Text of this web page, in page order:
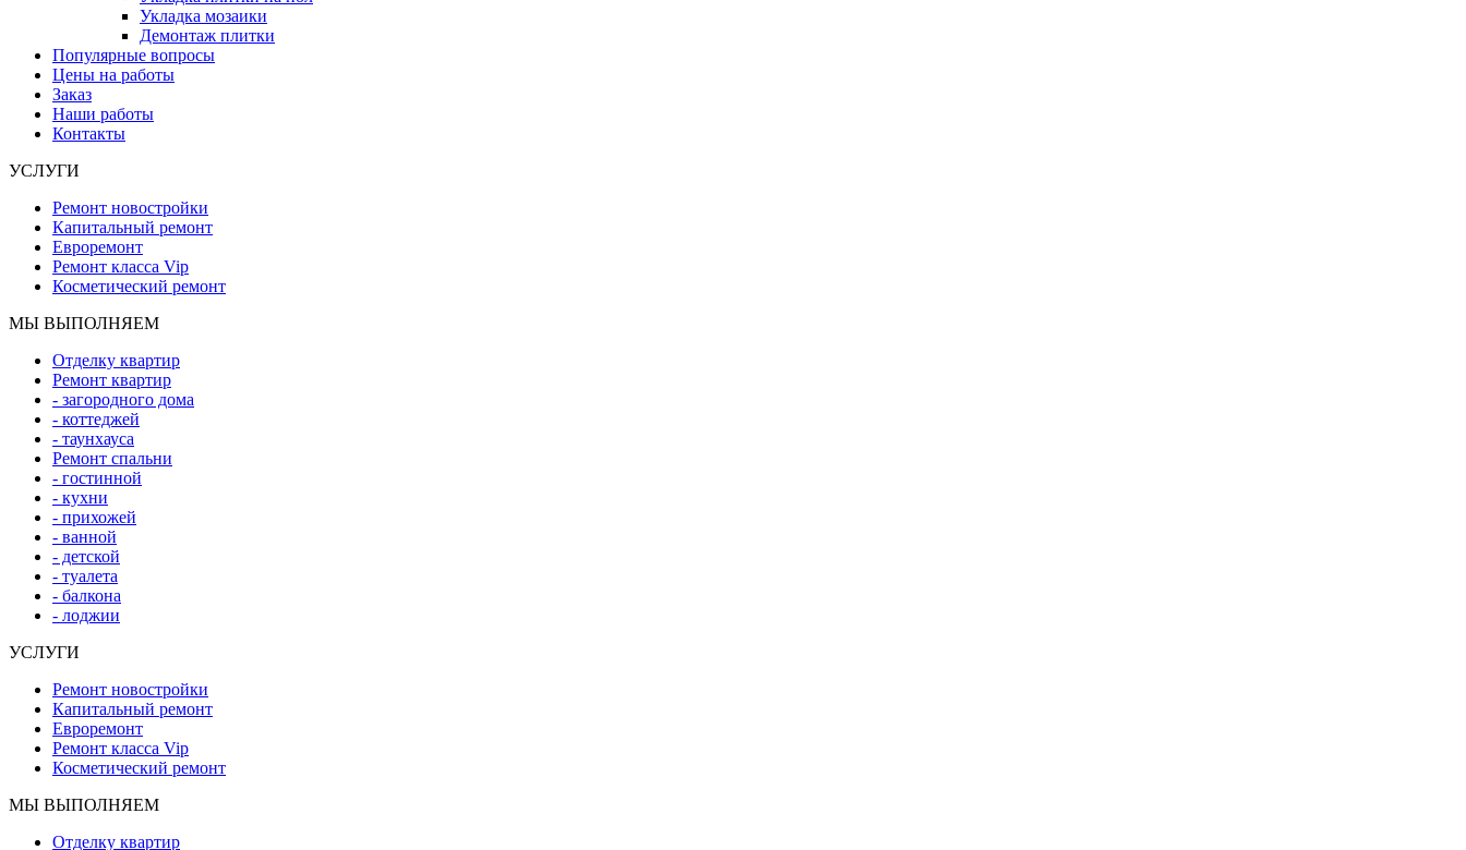
Укладка мозаики
Демонтаж плитки
Популярные вопросы
Цены на работы
Заказ
Наши работы
Контакты
УСЛУГИ
Ремонт новостройки
Капитальный ремонт
Евроремонт
Ремонт класса Vip
Косметический ремонт
МЫ ВЫПОЛНЯЕМ
Отделку квартир
Ремонт квартир
- загородного дома
- коттеджей
- таунхауса
Ремонт спальни
- гостинной
- кухни
- прихожей
- ванной
- детской
- туалета
- балкона
- лоджии
УСЛУГИ
Ремонт новостройки
Капитальный ремонт
Евроремонт
Ремонт класса Vip
Косметический ремонт
МЫ ВЫПОЛНЯЕМ
Отделку квартир